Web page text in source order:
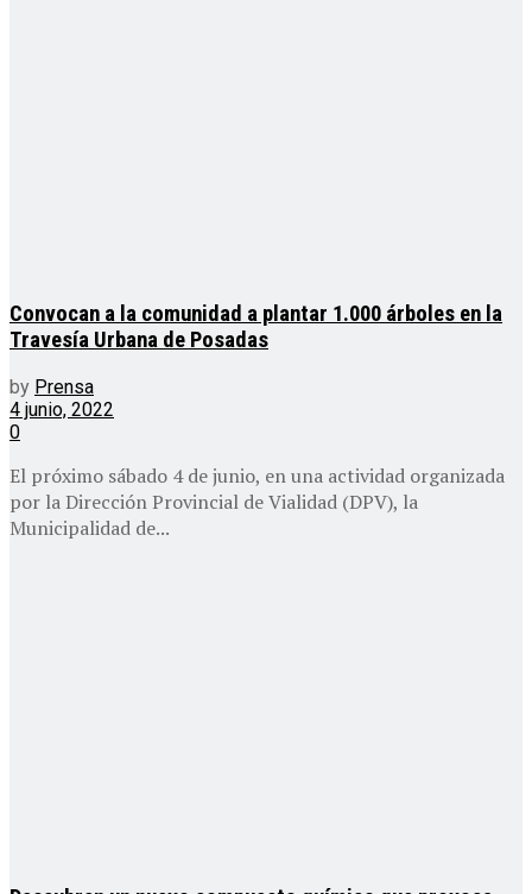
Convocan a la comunidad a plantar 1.000 árboles en la
Travesía Urbana de Posadas
by Prensa
4 junio, 2022
0
El próximo sábado 4 de junio, en una actividad organizada
por la Dirección Provincial de Vialidad (DPV), la
Municipalidad de...